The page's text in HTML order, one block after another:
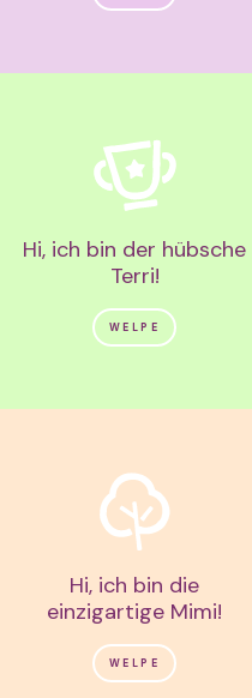
Hi, ich bin der hübsche
Terri!
WELPE
Hi, ich bin die
einzigartige Mimi!
WELPE